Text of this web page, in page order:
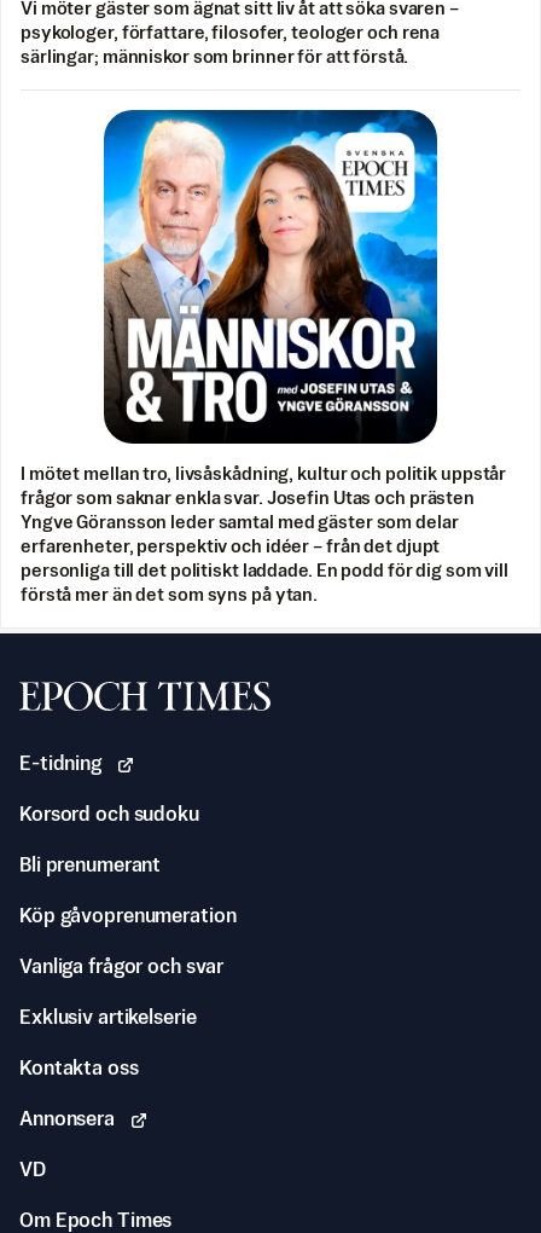
Vi möter gäster som ägnat sitt liv åt att söka svaren –
psykologer, författare, filosofer, teologer och rena
särlingar; människor som brinner för att förstå.
I mötet mellan tro, livsåskådning, kultur och politik uppstår
frågor som saknar enkla svar. Josefin Utas och prästen
Yngve Göransson leder samtal med gäster som delar
erfarenheter, perspektiv och idéer – från det djupt
personliga till det politiskt laddade. En podd för dig som vill
förstå mer än det som syns på ytan.
Svenska Epoch Times
E-tidning
Korsord och sudoku
Bli prenumerant
Köp gåvoprenumeration
Vanliga frågor och svar
Exklusiv artikelserie
Kontakta oss
Annonsera
VD
Om Epoch Times